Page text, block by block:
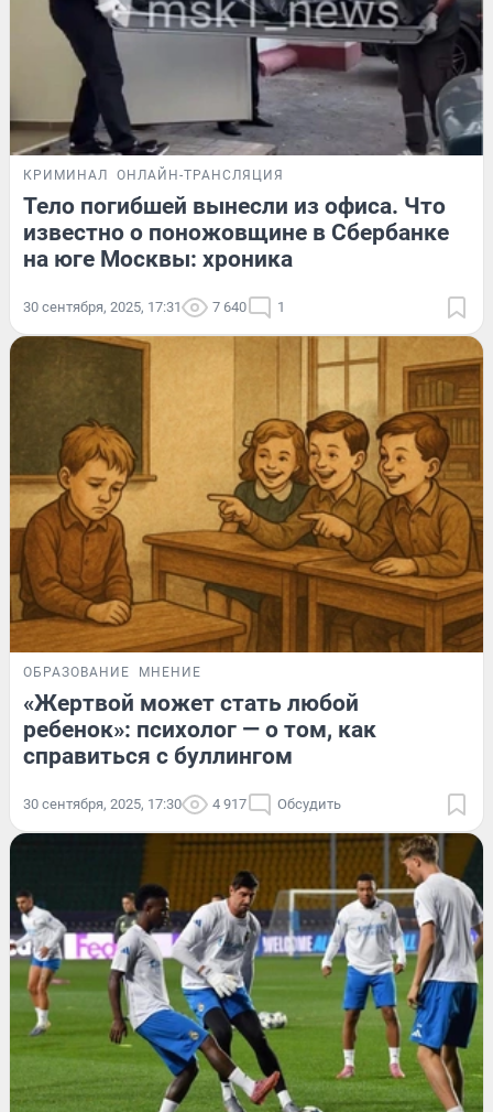
КРИМИНАЛ ОНЛАЙН-ТРАНСЛЯЦИЯ
Тело погибшей вынесли из офиса. Что
известно о поножовщине в Сбербанке
на юге Москвы: хроника
30 сентября, 2025, 17:31 7 640 1
ОБРАЗОВАНИЕ МНЕНИЕ
«‎Жертвой может стать любой
ребенок»‎: психолог — о том, как
справиться с буллингом
30 сентября, 2025, 17:30 4 917 Обсудить